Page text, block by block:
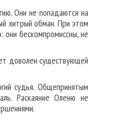
Они не попадаются на
хитрый обман. При этом
бескомпромиссны, не
доволен существующей
судья. Общепринятым
Раскаяние Оленю не